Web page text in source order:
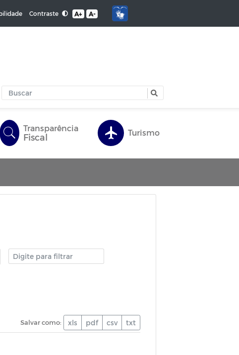
Contraste A+ A-
Transparência
Fiscal Turismo
Salvar como: xls pdf csv txt